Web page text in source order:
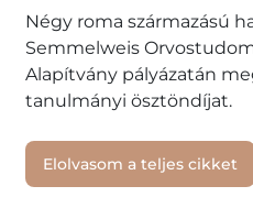
Négy roma származású
Semmelweis
Alapítvány pályázatán
tanulmányi ösztöndíjat.
Elolvasom a teljes cikket